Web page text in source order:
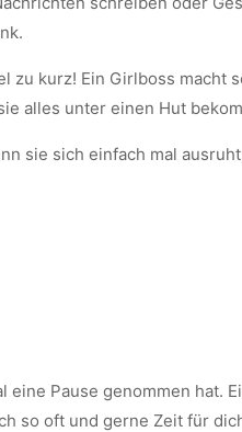
zu kurz! Ein Girlboss macht
alles unter einen Hut
sie sich einfach mal
Pause genommen hat.
so oft und gerne Zeit für